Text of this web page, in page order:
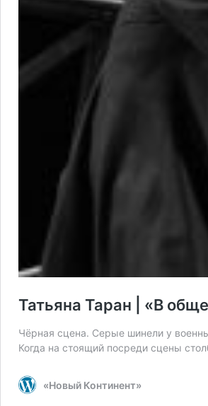
Татьяна Таран | «В
Чёрная сцена. Серые шинели у
Когда на стоящий посреди сцены
«Новый Континент»